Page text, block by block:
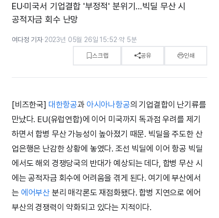
EU·미국서 기업결합 '부정적' 분위기…빅딜 무산 시
공적자금 회수 난망
여다정 기자·2023년 05월 26일 15:52·약 5분
스크랩 공유 인쇄
[비즈한국] 대한항공과 아시아나항공의 기업결합이 난기류를
만났다. EU(유럽연합)에 이어 미국까지 독과점 우려를 제기
하면서 합병 무산 가능성이 높아졌기 때문. 빅딜을 주도한 산
업은행은 난감한 상황에 놓였다. 조선 빅딜에 이어 항공 빅딜
에서도 해외 경쟁당국의 반대가 예상되는 데다, 합병 무산 시
에는 공적자금 회수에 어려움을 겪게 된다. 여기에 부산에서
는 에어부산 분리 매각론도 재점화됐다. 합병 지연으로 에어
부산의 경쟁력이 약화되고 있다는 지적이다.